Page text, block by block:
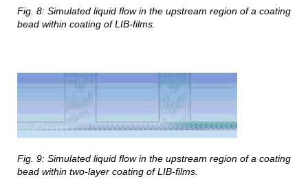
Fig. 8: Simulated liquid flow in the upstream region of a coating
bead within coating of LIB-films.
Fig. 9: Simulated liquid flow in the upstream region of a coating
bead within two-layer coating of LIB-films.